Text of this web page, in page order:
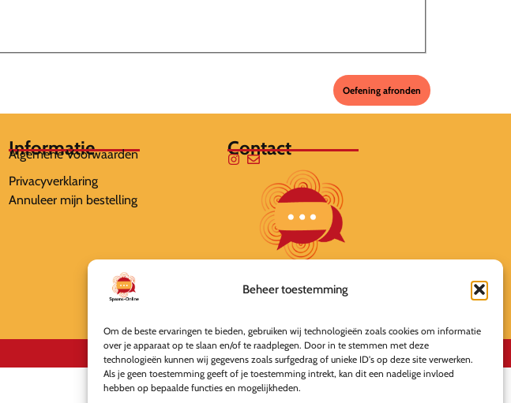
Beheer toestemming
Om de beste ervaringen te bieden, gebruiken wij technologieën zoals cookies om informatie
over je apparaat op te slaan en/of te raadplegen. Door in te stemmen met deze
technologieën kunnen wij gegevens zoals surfgedrag of unieke ID's op deze site verwerken.
Als je geen toestemming geeft of je toestemming intrekt, kan dit een nadelige invloed
hebben op bepaalde functies en mogelijkheden.
Informatie
Algemene Voorwaarden
Privacyverklaring
Annuleer mijn bestelling
Contact
Deze online leeromgeving is gebouwd door MaFien